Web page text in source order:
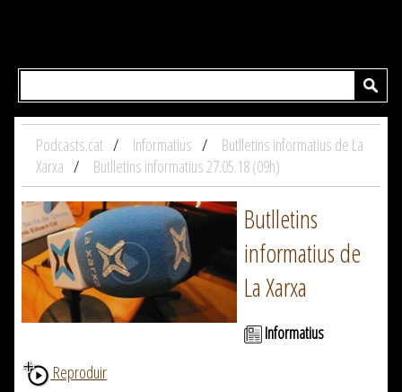
Podcasts.cat Informatius
Butlletins informatius de La
Xarxa
Butlletins informatius 27.05.18 (09h)
Butlletins
informatius de
La Xarxa
Informatius
Reproduir